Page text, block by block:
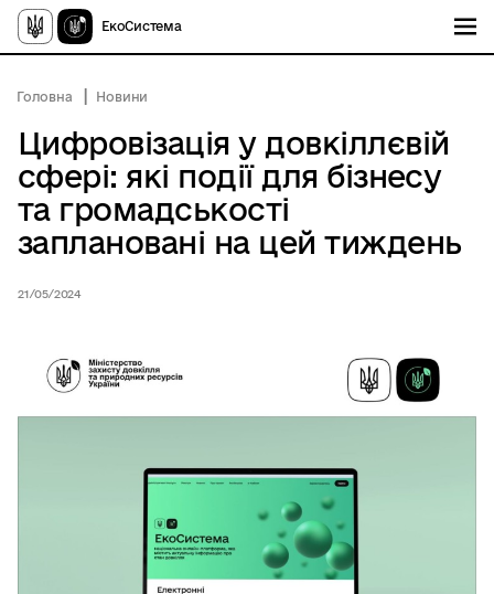
ЕкоСистема
Головна Новини
Цифровізація у довкіллєвій
сфері: які події для бізнесу
та громадськості
заплановані на цей тиждень
21/05/2024